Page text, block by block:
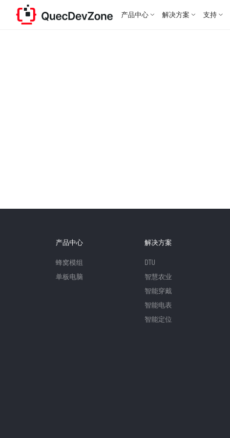
产品中心 解决方案 支持
产品中心
蜂窝模组
单板电脑
解决方案
DTU
智慧农业
智能穿戴
智能电表
智能定位